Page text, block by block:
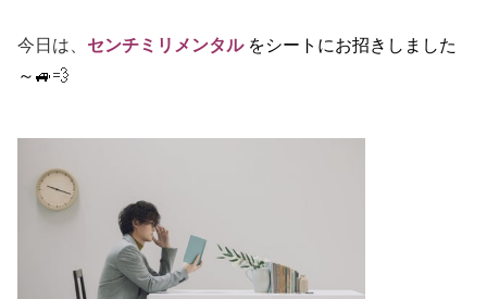
今日は、 センチミリメンタル をシートにお招きしました
～🚙💨